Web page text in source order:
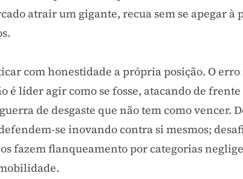
atrair um gigante, recua sem se apegar à
com honestidade a própria posição. O
é líder agir como se fosse, atacando de
de desgaste que não tem como vencer.
se inovando contra si mesmos;
fazem flanqueamento por categorias